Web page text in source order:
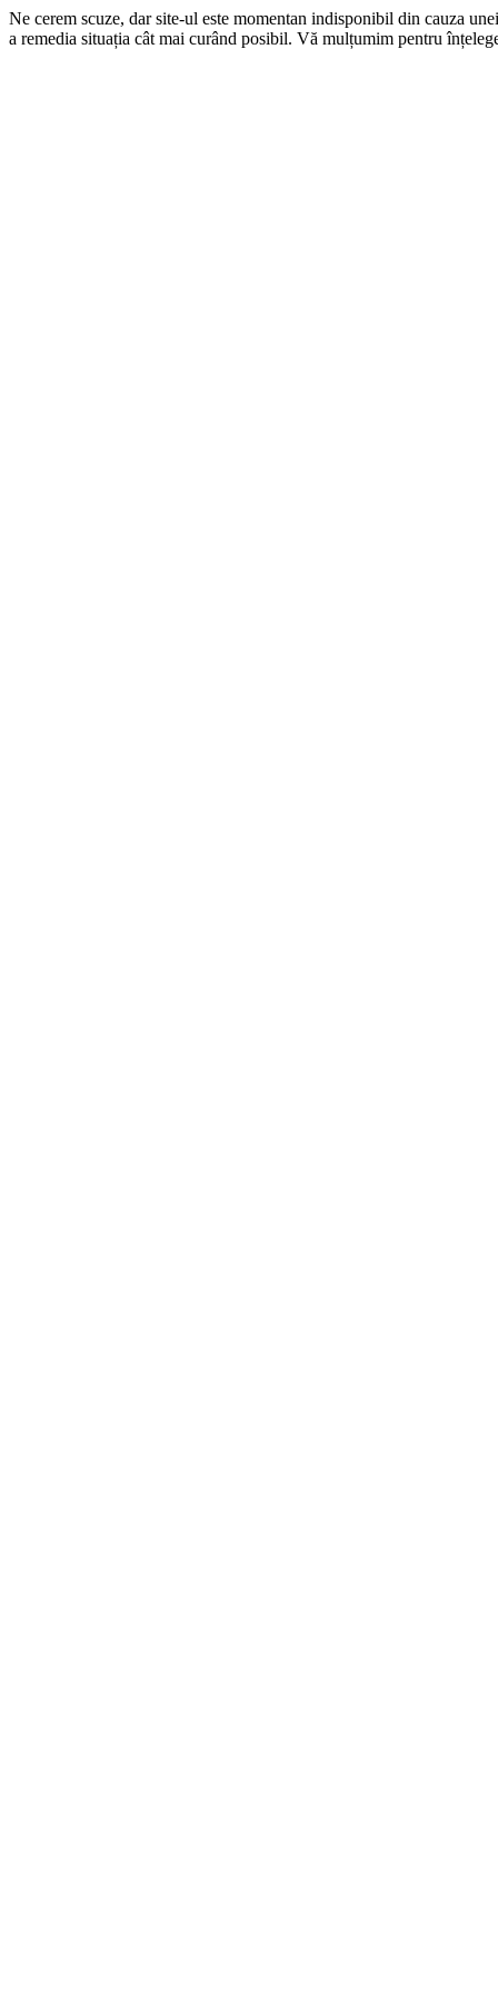
Ne cerem scuze, dar site-ul este momentan indisponibil din cauza
a remedia situația cât mai curând posibil. Vă mulțumim pentru